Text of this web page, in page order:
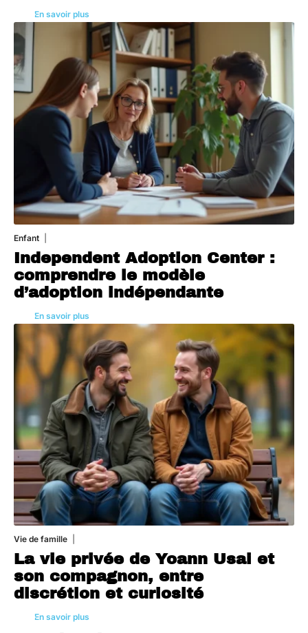
En savoir plus
Enfant
Independent Adoption Center :
comprendre le modèle
d’adoption indépendante
En savoir plus
Vie de famille
La vie privée de Yoann Usai et
son compagnon, entre
discrétion et curiosité
En savoir plus